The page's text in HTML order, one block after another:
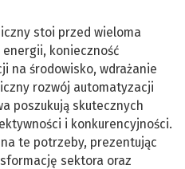
stoi przed wieloma
konieczność
na środowisko, wdrażanie
rozwój automatyzacji
poszukują skutecznych
i konkurencyjności.
te potrzeby, prezentując
sektora oraz